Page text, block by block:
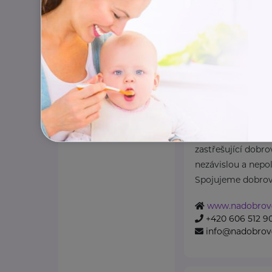
Národní
zastřešující
nezávislou a
Spojujeme
+420 606 512